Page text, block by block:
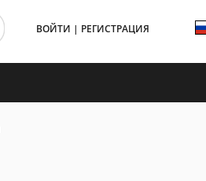
ВОЙТИ | РЕГИСТРАЦИЯ